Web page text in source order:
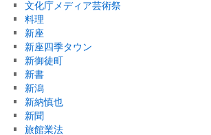
文化庁メディア芸術祭
料理
新座
新座四季タウン
新御徒町
新書
新潟
新納慎也
新聞
旅館業法